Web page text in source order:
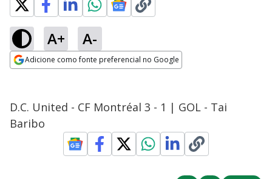
A+ A-
Adicione como fonte preferencial no Google
D.C. United - CF Montréal 3 - 1 | GOL - Tai
Baribo